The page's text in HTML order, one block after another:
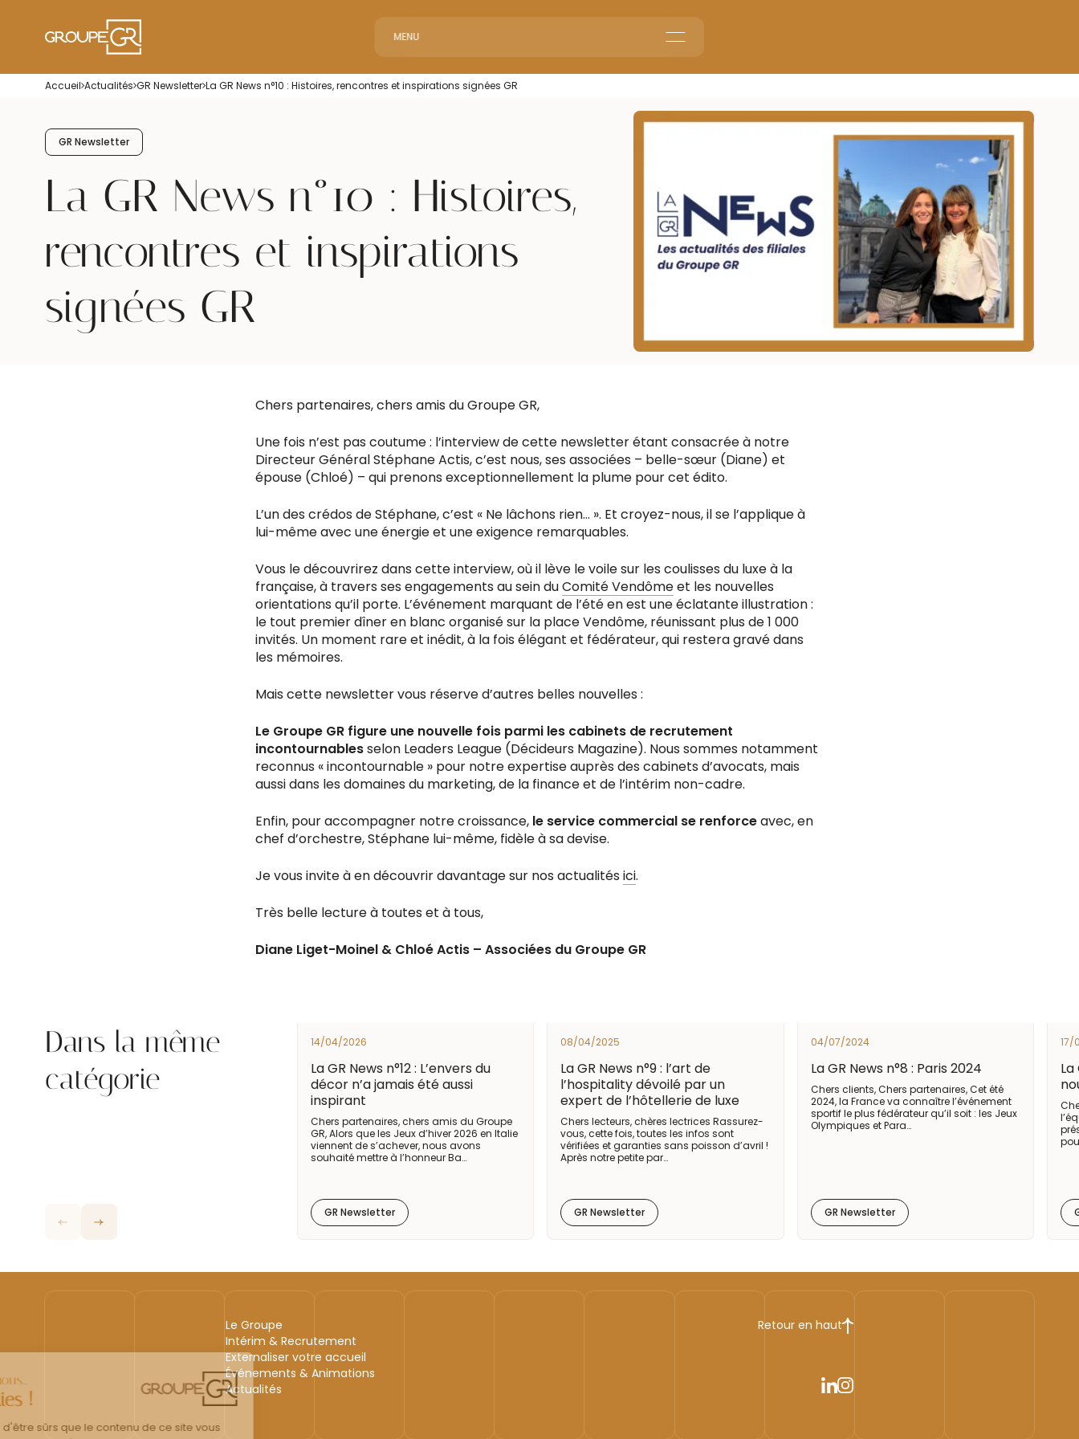
MENU
Le groupe GR
Accueil Actualités GR Newsletter La GR News n°10 : Histoires, rencontres et inspirations signées GR
GR Newsletter
La GR News n°10 : Histoires,
rencontres et inspirations
signées GR
Chers partenaires, chers amis du Groupe GR,
Une fois n’est pas coutume : l’interview de cette newsletter étant consacrée à notre
Directeur Général Stéphane Actis, c’est nous, ses associées – belle-sœur (Diane) et
épouse (Chloé) – qui prenons exceptionnellement la plume pour cet édito.
L’un des crédos de Stéphane, c’est « Ne lâchons rien… ». Et croyez-nous, il se l’applique à
lui-même avec une énergie et une exigence remarquables.
Vous le découvrirez dans cette interview, où il lève le voile sur les coulisses du luxe à la
française, à travers ses engagements au sein duComité Vendômeet les nouvelles
orientations qu’il porte. L’événement marquant de l’été en est une éclatante illustration :
le tout premier dîner en blanc organisé sur la place Vendôme, réunissant plus de 1 000
invités. Un moment rare et inédit, à la fois élégant et fédérateur, qui restera gravé dans
les mémoires.
Mais cette newsletter vous réserve d’autres belles nouvelles :
Le Groupe GR figure une nouvelle fois parmi les cabinets de recrutement
incontournablesselon Leaders League (Décideurs Magazine). Nous sommes notamment
reconnus « incontournable » pour notre expertise auprès des cabinets d’avocats, mais
aussi dans les domaines du marketing, de la finance et de l’intérim non-cadre.
Enfin, pour accompagner notre croissance, le service commercial se renforceavec, en
chef d’orchestre, Stéphane lui-même, fidèle à sa devise.
Je vous invite à en découvrir davantage sur nos actualités ici.
Très belle lecture à toutes et à tous,
Diane Liget-Moinel & Chloé Actis – Associées du Groupe GR
Dans la même
catégorie
14/04/2026
La GR News n°12 : L’envers du
décor n’a jamais été aussi
inspirant
Chers partenaires, chers amis du Groupe
GR, Alors que les Jeux d’hiver 2026 en Italie
viennent de s’achever, nous avons
souhaité mettre à l’honneur Ba…
GR Newsletter
08/04/2025
La GR News n°9 : l’art de
l’hospitality dévoilé par un
expert de l’hôtellerie de luxe
Chers lecteurs, chères lectrices Rassurez-
vous, cette fois, toutes les infos sont
vérifiées et garanties sans poisson d’avril !
Après notre petite par…
GR Newsletter
04/07/2024
La GR News n°8 : Paris 2024
Chers clients, Chers partenaires, Cet été
2024, la France va connaître l’événement
sportif le plus fédérateur qu’il soit : les Jeux
Olympiques et Para…
GR Newsletter
17/
Le Groupe
Intérim & Recrutement
Externaliser votre accueil
Événements & Animations
Actualités
Retour en haut